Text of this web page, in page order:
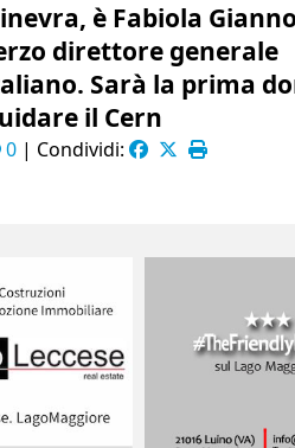
è Fabiola
direttore generale
Sarà la prima
il Cern
0| Condividi: